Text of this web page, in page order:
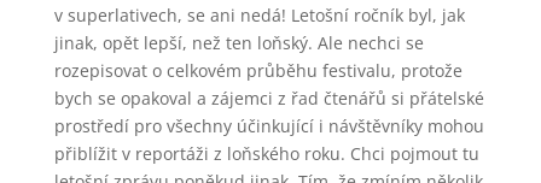
v superlativech, se ani nedá! Letošní ročník byl, jak
jinak, opět lepší, než ten loňský. Ale nechci se
rozepisovat o celkovém průběhu festivalu, protože
bych se opakoval a zájemci z řad čtenářů si přátelské
prostředí pro všechny účinkující i návštěvníky mohou
přiblížit v reportáži z loňského roku. Chci pojmout tu